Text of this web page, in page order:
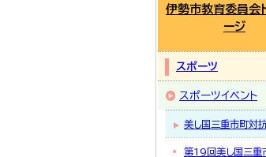
伊勢市教育委員会
ージ
スポーツ
スポーツイベント
美し国三重市町対
第19回美し国三重